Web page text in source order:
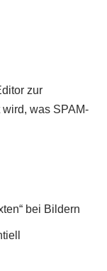
zur
was SPAM-
bei Bildern